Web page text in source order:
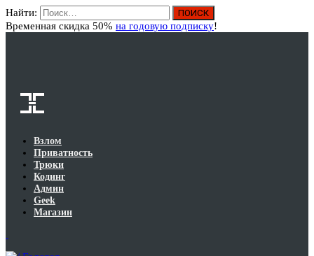
Найти:
Временная скидка 50% на годовую подписку!
Взлом
Приватность
Трюки
Кодинг
Админ
Geek
Магазин